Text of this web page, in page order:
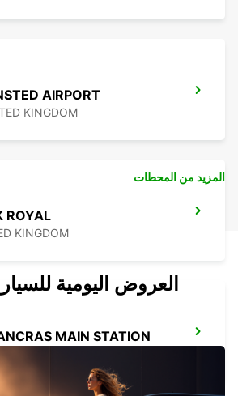
AIRPORT
KINGDOM
ROYAL
KINGDOM
MAIN STATION
KINGDOM
المزيد من المحطات
العروض اليومية